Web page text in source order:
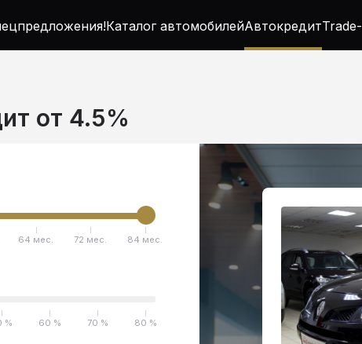
Каталог автомобилейАвтокредит
от 4.5%
64 мес. 72 мес. 84 мес.
% 60 % 70 % 80 %